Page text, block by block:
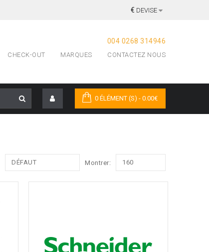
€ DEVISE
004 0268 314946
CHECK-OUT MARQUES CONTACTEZ NOUS
0 ÉLÉMENT (S) - 0.00€
DÉFAUT Montrer: 160